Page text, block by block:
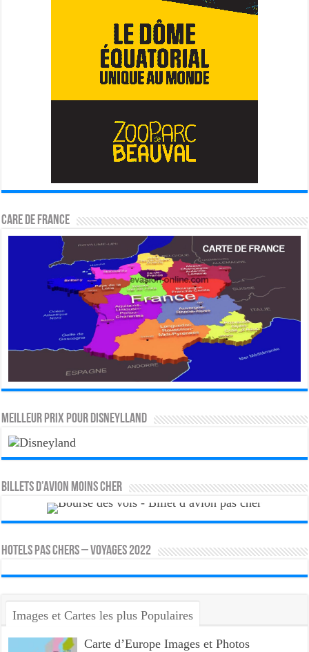
CARE DE FRANCE
MEILLEUR PRIX POUR DISNEYLLAND
Billets d’avion moins cher
HOTELS PAS CHERS – VOYAGES 2022
Images et Cartes les plus Populaires
Carte d’Europe Images et Photos